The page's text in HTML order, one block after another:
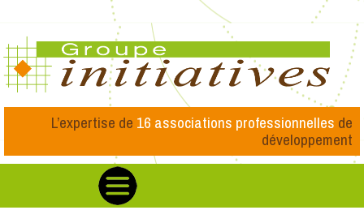
L’expertise de 16 associations professionnelles de
développement